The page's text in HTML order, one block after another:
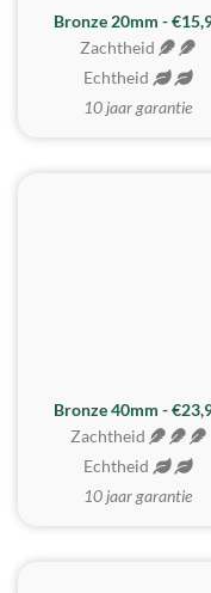
Bronze 20mm -
Zachtheid
Echtheid
10 jaar garantie
Bronze 40mm -
Zachtheid
Echtheid
10 jaar garantie